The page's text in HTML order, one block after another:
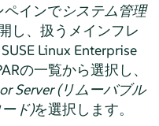
ペインでシステム管理
し、扱うメインフレ
SUSE Linux Enterprise
の一覧から選択し、
Server (リムーバブル
ド)を選択します。